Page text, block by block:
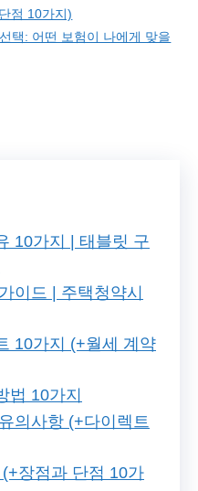
점 10가지)
택: 어떤 보험이 나에게 맞을
10가지 | 태블릿 구
이드 | 주택청약시
10가지 (+월세 계약
법 10가지
의사항 (+다이렉트
장점과 단점 10가